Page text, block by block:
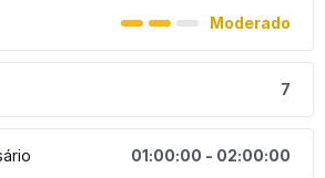
Moderado
7
01:00:00 - 02:00:00